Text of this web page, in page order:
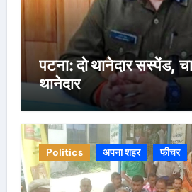
पटना: दो थानेदार सस्पेंड,
थानेदार
Politics अपना शहर फीचर